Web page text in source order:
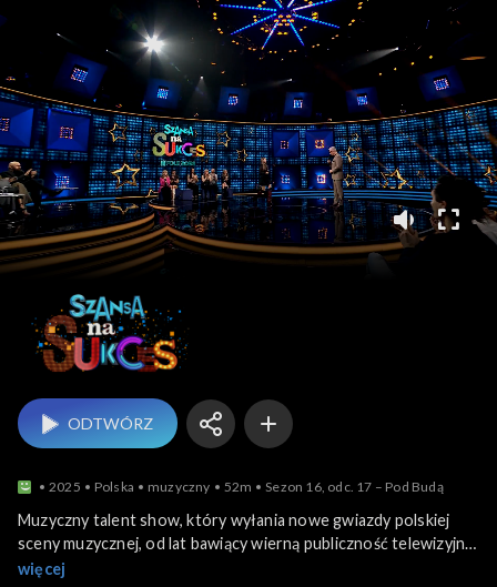
Szansa na sukces
ODTWÓRZ
2025 Polska muzyczny 52m Sezon 16, odc. 17 – Pod Budą
Muzyczny talent show, który wyłania nowe gwiazdy polskiej
sceny muzycznej, od lat bawiący wierną publiczność telewizyjnej
Dwójki. Zasady programu są bardzo proste, a sama formuła
więcej